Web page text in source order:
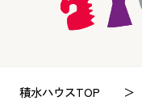
積水ハウスTOP